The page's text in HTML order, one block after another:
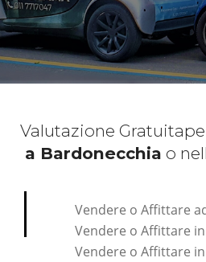
Valutazione Gratuita
a Bardonecchia o
Vendere o Affittare